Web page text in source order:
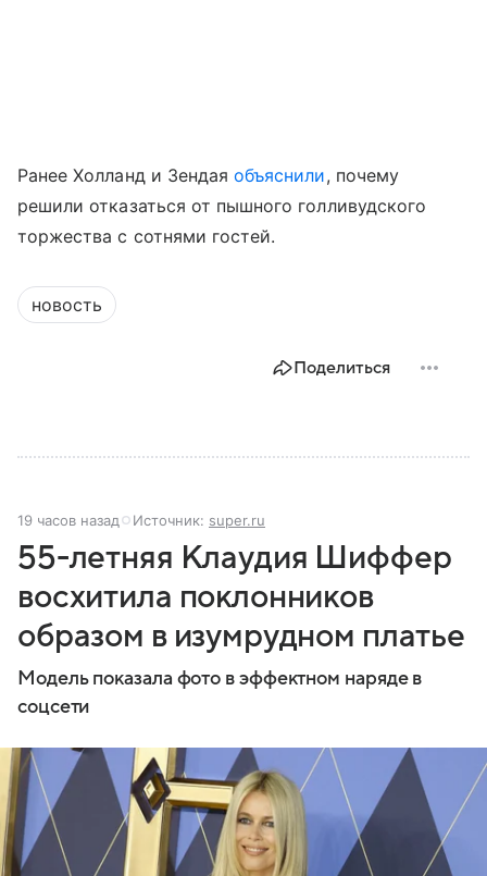
Ранее Холланд и Зендаяобъяснили, почему
решили отказаться от пышного голливудского
торжества с сотнями гостей.
новость
Поделиться
19 часов назад Источник: super.ru
55-летняя Клаудия Шиффер
восхитила поклонников
образом в изумрудном платье
Модель показала фото в эффектном наряде в
соцсети